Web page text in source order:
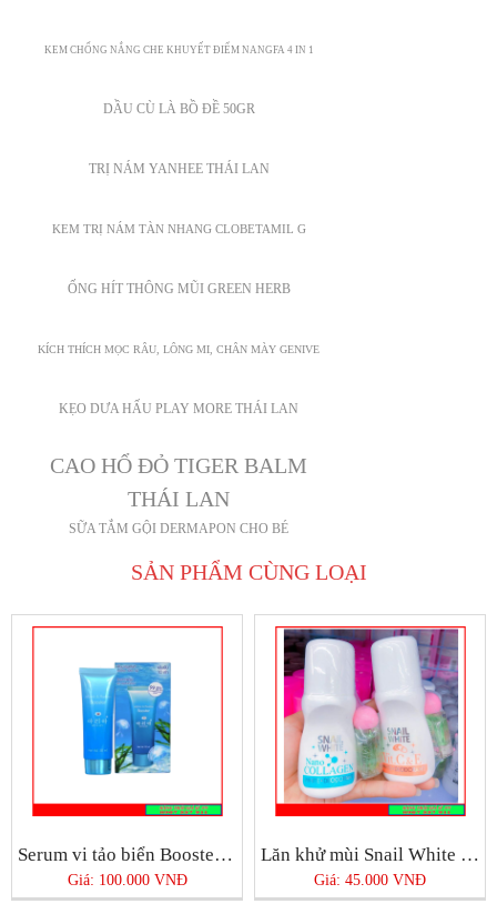
KEM CHỐNG NẮNG CHE KHUYẾT ĐIỂM NANGFA 4 IN 1
DẦU CÙ LÀ BỒ ĐỀ 50GR
TRỊ NÁM YANHEE THÁI LAN
KEM TRỊ NÁM TÀN NHANG CLOBETAMIL G
ỐNG HÍT THÔNG MŨI GREEN HERB
KÍCH THÍCH MỌC RÂU, LÔNG MI, CHÂN MÀY GENIVE
KẸO DƯA HẤU PLAY MORE THÁI LAN
CAO HỔ ĐỎ TIGER BALM
THÁI LAN
SỮA TẮM GỘI DERMAPON CHO BÉ
SẢN PHẨM CÙNG LOẠI
Serum vi tảo biển Booster Thái Lan
Giá: 100.000 VNĐ
Lăn khử mùi Snail White Thái Lan
Giá: 45.000 VNĐ